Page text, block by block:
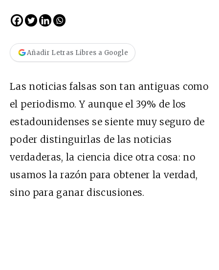
Añadir Letras Libres a Google
Las noticias falsas son tan antiguas como
el periodismo. Y aunque el 39% de los
estadounidenses se siente muy seguro de
poder distinguirlas de las noticias
verdaderas, la ciencia dice otra cosa: no
usamos la razón para obtener la verdad,
sino para ganar discusiones.